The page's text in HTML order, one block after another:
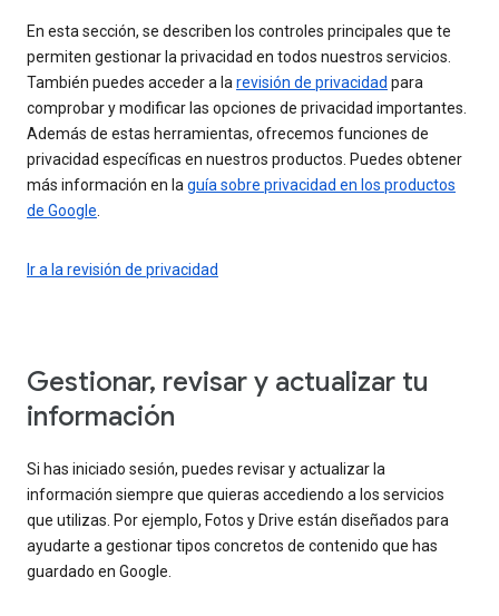
En esta sección, se describen los controles principales que te
permiten gestionar la privacidad en todos nuestros servicios.
También puedes acceder a la revisión de privacidad para
comprobar y modificar las opciones de privacidad importantes.
Además de estas herramientas, ofrecemos funciones de
privacidad específicas en nuestros productos. Puedes obtener
más información en la guía sobre privacidad en los productos
de Google
Ir a la revisión de privacidad
Gestionar, revisar y actualizar tu
información
Si has iniciado sesión, puedes revisar y actualizar la
información siempre que quieras accediendo a los servicios
que utilizas. Por ejemplo, Fotos y Drive están diseñados para
ayudarte a gestionar tipos concretos de contenido que has
guardado en Google.